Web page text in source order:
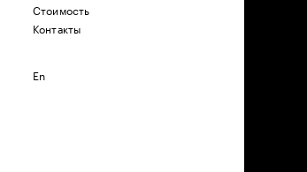
Стоимость
Контакты
En